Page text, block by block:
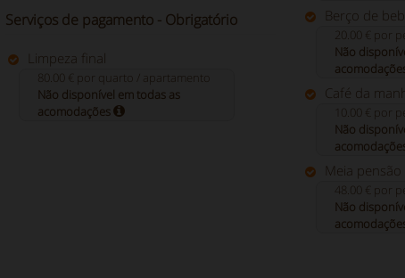
Berço de
20.00 € por
Não
Café da
10.00 € por
Não
Meia pensão
48.00 € por
Não
Serviços de pagamento - Obrigatório
Limpeza final
80.00 € por quarto / apartamento
Não disponível em todas as
acomodações